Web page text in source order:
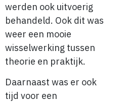
werden ook uitvoerig
behandeld. Ook dit was
weer een mooie
wisselwerking tussen
theorie en praktijk.
Daarnaast was er ook
tijd voor een